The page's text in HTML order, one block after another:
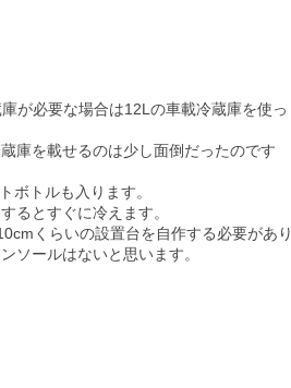
が必要な場合は12Lの車載冷蔵庫を使っ
庫を載せるのは少し面倒だったのです
ボトルも入ります。
るとすぐに冷えます。
くらいの設置台を自作する必要があり
ソールはないと思います。